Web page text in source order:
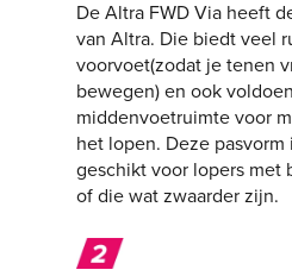
De Altra FWD Via heeft
van Altra. Die biedt veel
voorvoet(zodat je tenen
bewegen) en ook
middenvoetruimte voor
het lopen. Deze
geschikt voor lopers met
of die wat zwaarder zijn.